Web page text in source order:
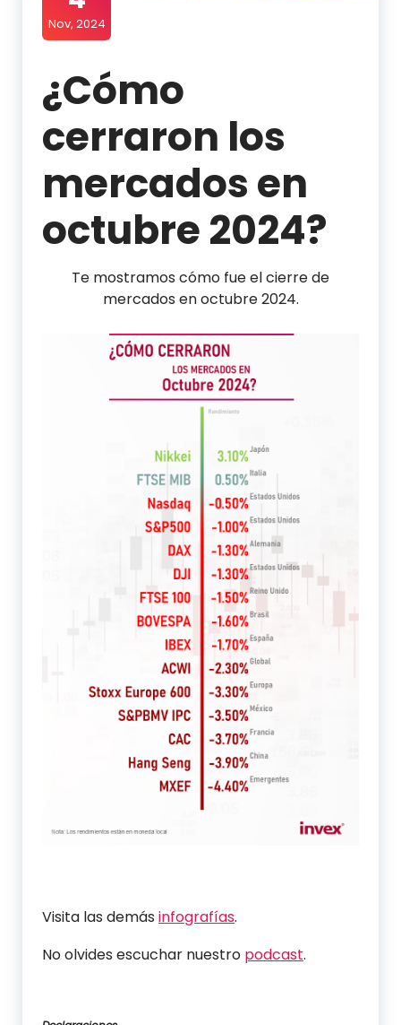
Nov, 2024
¿Cómo
cerraron los
mercados en
octubre 2024?
Te mostramos cómo fue el cierre de
mercados en octubre 2024.
Visita las demás infografías.
No olvides escuchar nuestro podcast.